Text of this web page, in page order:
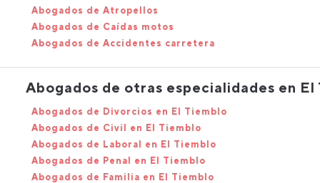
Abogados de Atropellos
Abogados de Caídas motos
Abogados de Accidentes carretera
Abogados de otras especialidades en El
Abogados de Divorcios en El Tiemblo
Abogados de Civil en El Tiemblo
Abogados de Laboral en El Tiemblo
Abogados de Penal en El Tiemblo
Abogados de Familia en El Tiemblo